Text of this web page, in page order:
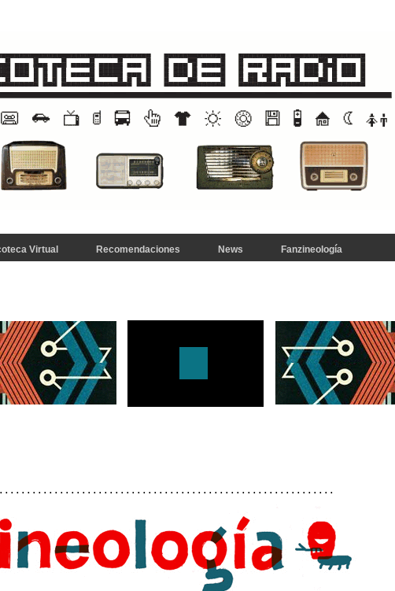
Virtual Recomendaciones News Fanzineología